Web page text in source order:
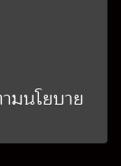
มนโยบาย